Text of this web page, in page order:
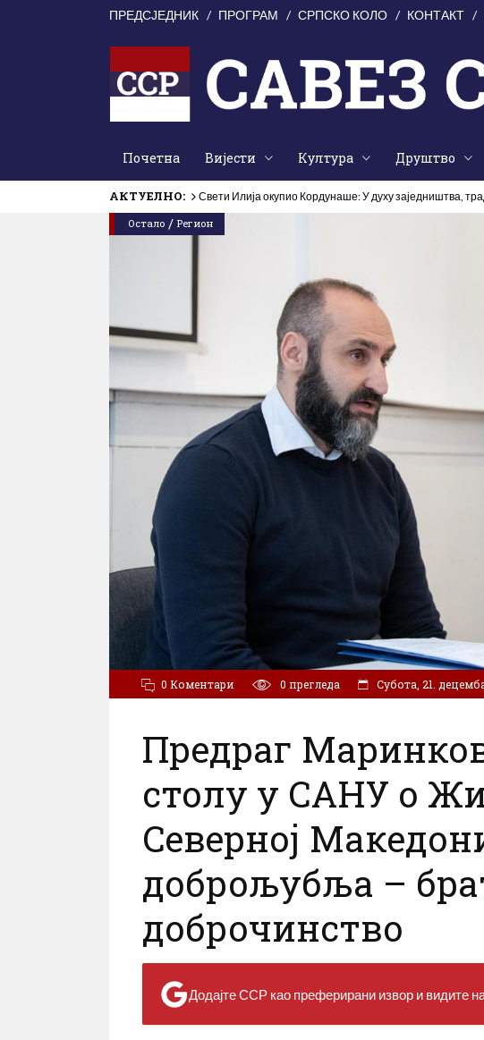
ПРЕДСЈЕДНИК ПРОГРАМ СРПСКО КОЛО КОНТАКТ
Почетна Вијести Култура Друштво
АКТУЕЛНО:
Свети Илија окупио Кордунаше: У духу заједништва,
Остало / Регион
0 Коментари 0 прегледа Субота, 21.
Предраг
столу у САНУ о
Северној
доброљубља –
доброчинство
Додајте ССР као преферирани извор и видите